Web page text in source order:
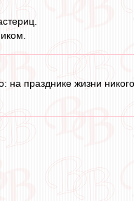
на празднике жизни